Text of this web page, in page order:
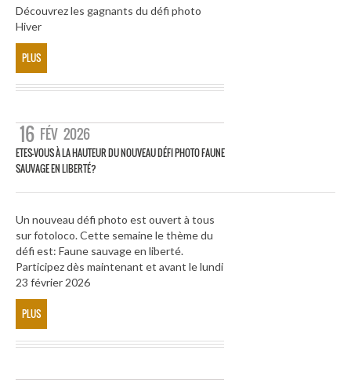
Découvrez les gagnants du défi photo
Hiver
PLUS
16 FÉV 2026
ETES-VOUS À LA HAUTEUR DU NOUVEAU DÉFI PHOTO FAUNE
SAUVAGE EN LIBERTÉ?
Un nouveau défi photo est ouvert à tous
sur fotoloco. Cette semaine le thème du
défi est: Faune sauvage en liberté.
Participez dès maintenant et avant le lundi
23 février 2026
PLUS